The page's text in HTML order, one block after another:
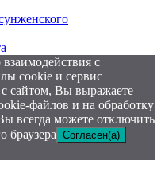
с
cookie и сервис
сайтом, Вы выражаете
файлов и на обработку
всегда можете отключить
браузера Согласен(а)